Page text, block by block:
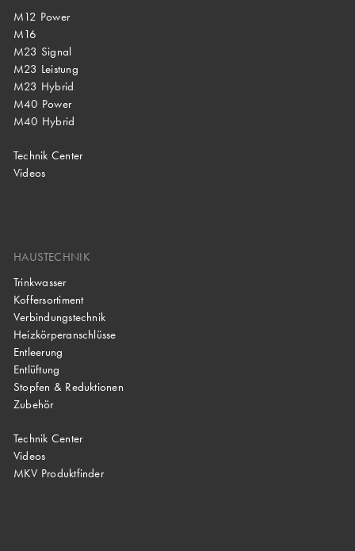
M12 Power
M16
M23 Signal
M23 Leistung
M23 Hybrid
M40 Power
M40 Hybrid
Technik Center
Videos
HAUSTECHNIK
Trinkwasser
Koffersortiment
Verbindungstechnik
Heizkörperanschlüsse
Entleerung
Entlüftung
Stopfen & Reduktionen
Zubehör
Technik Center
Videos
MKV Produktfinder